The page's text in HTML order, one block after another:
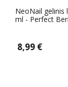
NeoNail gelinis
ml - Perfect
8,99 €